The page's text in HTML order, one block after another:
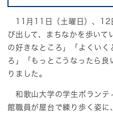
11月11日（土曜日）、12
び出して、まちなかを歩いて
の好きなところ」「よくい
ろ」「もっとこうなったら良
りました。
和歌山大学の学生ボランテ
館職員が屋台で練り歩く姿に